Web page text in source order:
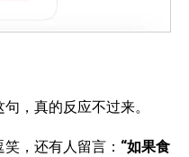
，真的反应不过来。
，还有人留言： “如果食